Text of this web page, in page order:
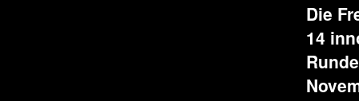
Die
14